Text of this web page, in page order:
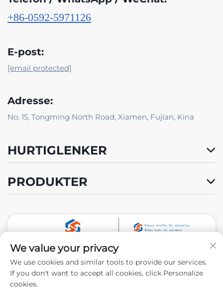
+86-0592-5971126
E-post:
[email protected]
Adresse:
No. 15, Tongming North Road, Xiamen, Fujian, Kina
HURTIGLENKER
PRODUKTER
Følg oss
We value your privacy
We use cookies and similar tools to provide our services.
If you don't want to accept all cookies, click Personalize
cookies.